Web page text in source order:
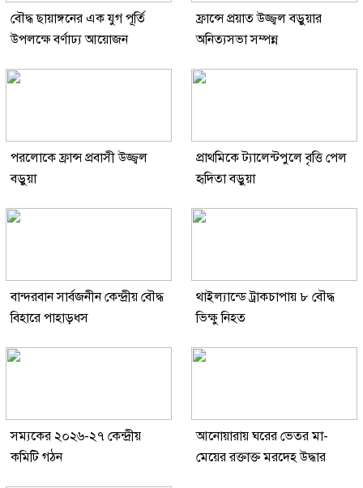
বৌদ্ধ ছায়াঙ্গনের এক যুগ পূর্তি
উপলক্ষে বর্ণাঢ্য আয়োজন
ফ্রান্সে প্রয়াত উজ্জ্বল বড়ুয়ার
অনিত্যসভা সম্পন্ন
পরলোকে ফ্রান্স প্রবাসী উজ্জ্বল
বড়ুয়া
প্রাথমিকে ট্যালেন্টপুলে বৃত্তি পেল
হৃদিতা বড়ুয়া
বান্দরবান সার্বজনীন কেন্দ্রীয় বৌদ্ধ
বিহারে পাহাড়ধস
থাইল্যান্ডে ট্রাকচাপায় ৮ বৌদ্ধ
ভিক্ষু নিহত
সম্যকের ২০২৬-২৭ কেন্দ্রীয়
কমিটি গঠন
আনোয়ারায় ঘরের ভেতর মা-
মেয়ের রক্তাক্ত মরদেহ উদ্ধার